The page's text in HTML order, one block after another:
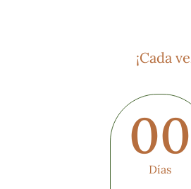
¡Cada
00
Días